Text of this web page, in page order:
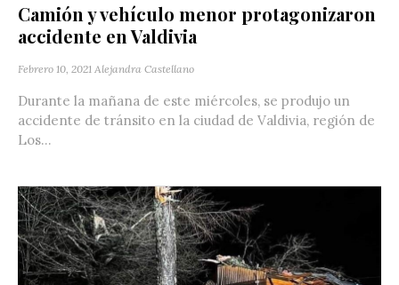
Camión y vehículo menor protagonizaron
accidente en Valdivia
Febrero 10, 2021 Alejandra Castellano
Durante la mañana de este miércoles, se produjo un
accidente de tránsito en la ciudad de Valdivia, región de
Los...